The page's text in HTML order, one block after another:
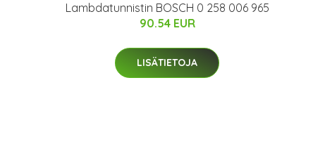
Lambdatunnistin BOSCH 0 258 006 965
90.54 EUR
LISÄTIETOJA